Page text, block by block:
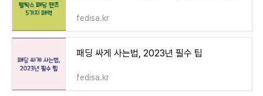
fedisa.kr
패딩 싸게 사는법, 2023년 필수 팁
fedisa.kr